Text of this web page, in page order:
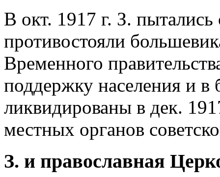
В окт. 1917 г. З. пытались
противостояли
Временного
поддержку населения и
ликвидированы в дек.
местных органов
З. и православная